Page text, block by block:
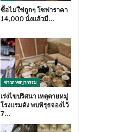
ซื้อไม่ใช่ถูกๆ โซฟาราคา
14,000 นั่งแล้วมี…
ข่าวอาชญากรรม
เร่งไขปริศนา เหตุตายหมู่
โรงแรมดัง พบพิรุธจองไว้
7…